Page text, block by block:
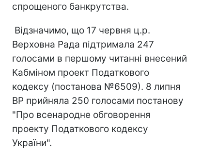
спрощеного банкрутства.
Відзначимо, що 17 червня ц.р.
Верховна Рада підтримала 247
голосами в першому читанні внесений
Кабміном проект Податкового
кодексу (постанова №6509). 8 липня
ВР прийняла 250 голосами постанову
"Про всенародне обговорення
проекту Податкового кодексу
України".